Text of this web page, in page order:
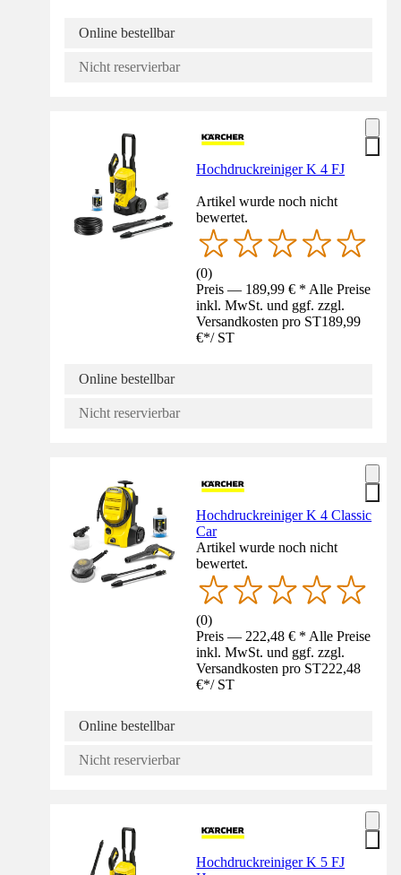
Online bestellbar
Nicht reservierbar
Hochdruckreiniger K 4 FJ
Artikel wurde noch nicht
bewertet.
(0)
Preis — 189,99 € * Alle Preise
inkl. MwSt. und ggf. zzgl.
Versandkosten pro ST189,99
€*/ ST
Online bestellbar
Nicht reservierbar
Hochdruckreiniger K 4 Classic
Car
Artikel wurde noch nicht
bewertet.
(0)
Preis — 222,48 € * Alle Preise
inkl. MwSt. und ggf. zzgl.
Versandkosten pro ST222,48
€*/ ST
Online bestellbar
Nicht reservierbar
Hochdruckreiniger K 5 FJ